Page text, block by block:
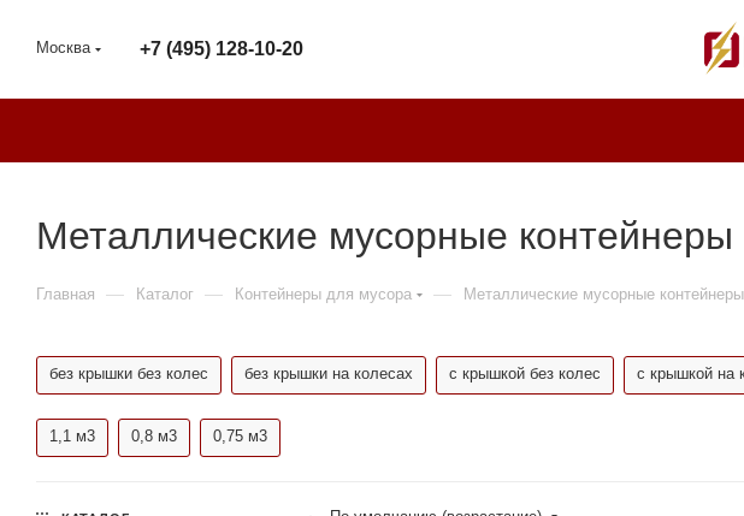
Москва +7 (495) 128-10-20
Металлические мусорные
Главная — Каталог — Контейнеры для мусора — Металлические мусорные контейнеры
без крышки без колес без крышки на колесах с крышкой без колес с крышкой на
1,1 м3 0,8 м3 0,75 м3